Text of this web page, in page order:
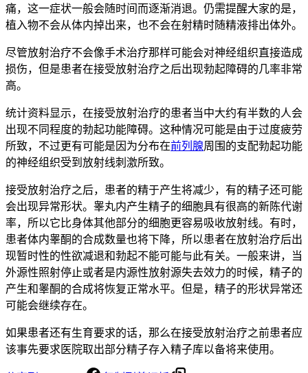
痛，这一症状一般会随时间而逐渐消退。仍需提醒大家的是，
植入物不会从体内掉出来，也不会在射精时随精液排出体外。
尽管放射治疗不会像手术治疗那样可能会对神经组织直接造成
损伤，但是患者在接受放射治疗之后出现勃起障碍的几率非常
高。
统计资料显示，在接受放射治疗的患者当中大约有半数的人会
出现不同程度的勃起功能障碍。这种情况可能是由于过度疲劳
所致，不过更有可能是因为分布在前列腺周围的支配勃起功能
的神经组织受到放射线刺激所致。
接受放射治疗之后，患者的精于产生将减少，有的精子还可能
会出现异常形状。睾丸内产生精子的细胞具有很高的新陈代谢
率，所以它比身体其他部分的细胞更容易吸收放射线。有时，
患者体内睾酮的合成数量也将下降，所以患者在放射治疗后出
现暂时性的性欲减退和勃起不能可能与此有关。一般来讲，当
外源性照射停止或者是内源性放射源失去效力的时候，精子的
产生和睾酮的合成将恢复正常水平。但是，精子的形状异常还
可能会继续存在。
如果患者还有生育要求的话，那么在接受放射治疗之前患者应
该事先要求医院取出部分精子存入精子库以备将来使用。